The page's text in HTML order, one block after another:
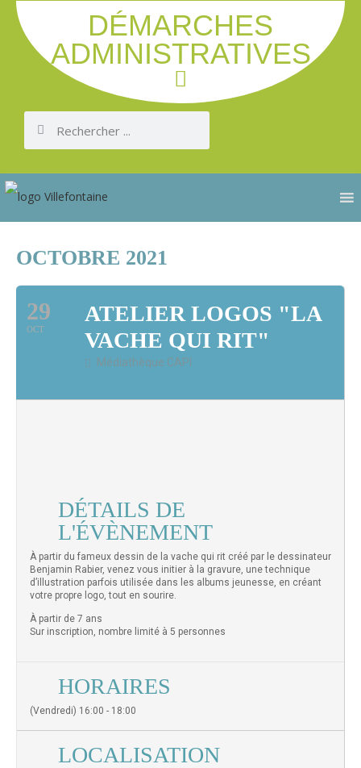
DÉMARCHES
ADMINISTRATIVES
OCTOBRE 2021
29
OCT
ATELIER LOGOS "LA
VACHE QUI RIT"
Médiathèque CAPI
DÉTAILS DE
L'ÉVÈNEMENT
À partir du fameux dessin de la vache qui rit créé par le dessinateur
Benjamin Rabier, venez vous initier à la gravure, une technique
d’illustration parfois utilisée dans les albums jeunesse, en créant
votre propre logo, tout en sourire.
À partir de 7 ans
Sur inscription, nombre limité à 5 personnes
HORAIRES
(Vendredi) 16:00 - 18:00
LOCALISATION